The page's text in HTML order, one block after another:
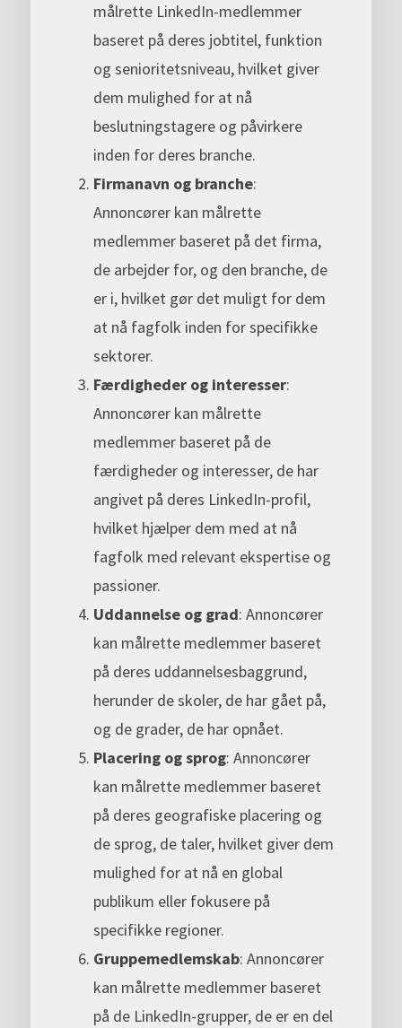
målrette LinkedIn-medlemmer
baseret på deres jobtitel, funktion
og senioritetsniveau, hvilket giver
dem mulighed for at nå
beslutningstagere og påvirkere
inden for deres branche.
Firmanavn og branche:
Annoncører kan målrette
medlemmer baseret på det firma,
de arbejder for, og den branche, de
er i, hvilket gør det muligt for dem
at nå fagfolk inden for specifikke
sektorer.
Færdigheder og interesser:
Annoncører kan målrette
medlemmer baseret på de
færdigheder og interesser, de har
angivet på deres LinkedIn-profil,
hvilket hjælper dem med at nå
fagfolk med relevant ekspertise og
passioner.
Uddannelse og grad: Annoncører
kan målrette medlemmer baseret
på deres uddannelsesbaggrund,
herunder de skoler, de har gået på,
og de grader, de har opnået.
Placering og sprog: Annoncører
kan målrette medlemmer baseret
på deres geografiske placering og
de sprog, de taler, hvilket giver dem
mulighed for at nå en global
publikum eller fokusere på
specifikke regioner.
Gruppemedlemskab: Annoncører
kan målrette medlemmer baseret
på de LinkedIn-grupper, de er en del